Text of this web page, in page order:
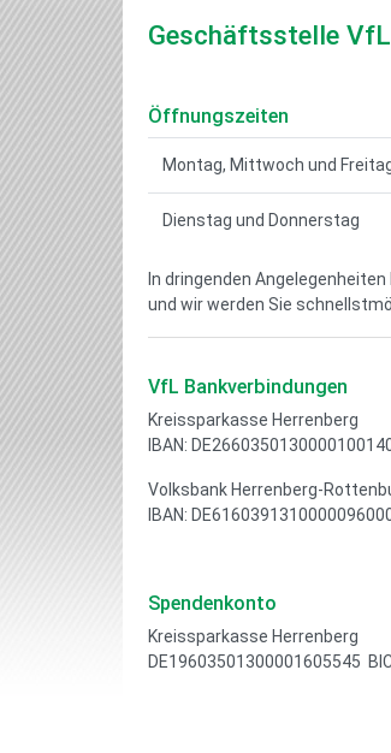
Geschäftsstelle
Öffnungszeiten
Montag, Mittwoch und
Dienstag und Donnerstag
In dringenden
und wir werden Sie
VfL Bankverbindungen
Kreissparkasse Herrenberg
IBAN:
Volksbank Herrenberg-
IBAN:
Spendenkonto
Kreissparkasse Herrenberg
DE19603501300001605545